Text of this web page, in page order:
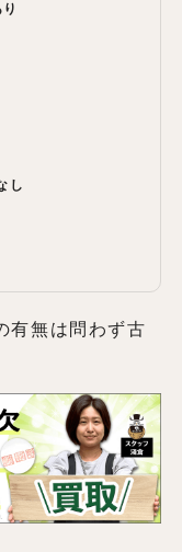
し
有無は問わず古